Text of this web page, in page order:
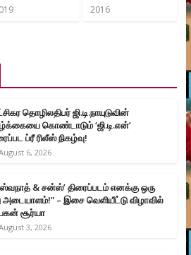
2016
தொழிலதிபர் ஜி.டி.நாயுடுவின்
கொண்டாடும் ‘ஜி.டி.என்’
ப்ரீ ரிலீஸ் நிகழ்வு!
6, 2026
& சன்ஸ்’ திரைப்படம் எனக்கு ஒரு
அடையாளம்!” – இசை வெளியீட்டு விழாவில்
சூர்யா
3, 2026